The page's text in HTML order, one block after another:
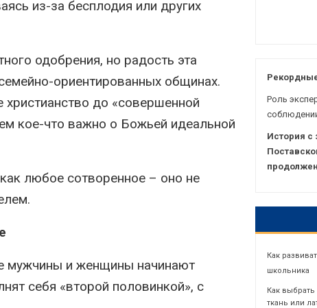
из-за бесплодия или других
одобрения, но радость эта
ориентированных общинах.
до «совершенной
кое-что важно о Божьей идеальной
любое сотворенное – оно не
мужчины и женщины начинают
себя «второй половинкой», с
Роль
История с
Как
школьника
Как
ткань или